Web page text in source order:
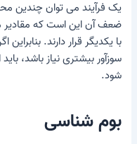
یک فرآیند می توان چندین
ضعف آن این است که
سوزآور بیشتری نیاز باشد،
شود.
بوم شناسی